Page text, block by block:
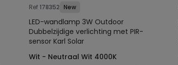
Ref178352 New
LED-wandlamp 3W Outdoor
Dubbelzijdige verlichting met PIR-
sensor Karl Solar
Wit - Neutraal Wit 4000K